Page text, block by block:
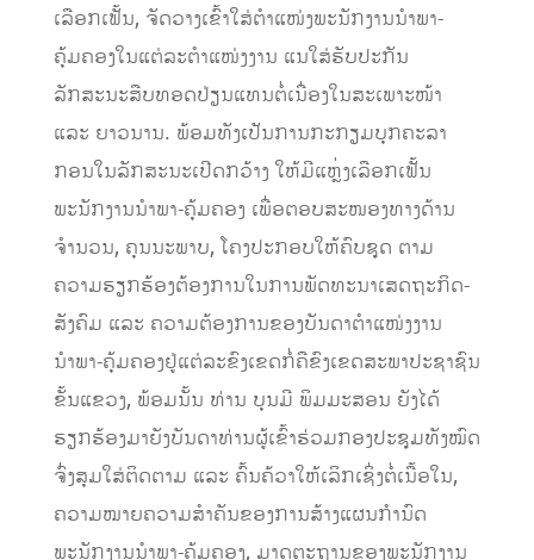
ເລືອກເຟັ້ນ, ຈັດວາງເຂົ້າໃສ່ຕຳແໜ່ງພະນັກງານນຳພາ-
ຄຸ້ມຄອງໃນແຕ່ລະຕຳແໜ່ງງານ ແນໃສ່ຮັບປະກັນ
ລັກສະນະສືບທອດປ່ຽນແທນຕໍ່ເນື່ອງໃນສະເພາະໜ້າ
ແລະ ຍາວນານ. ພ້ອມທັງເປັນການກະກຽມບຸກຄະລາ
ກອນໃນລັກສະນະເປີດກວ້າງ ໃຫ້ມີແຫຼ່ງເລືອກເຟັ້ນ
ພະນັກງານນຳພາ-ຄຸ້ມຄອງ ເພື່ອຕອບສະໜອງທາງດ້ານ
ຈຳນວນ, ຄຸນນະພາບ, ໂຄງປະກອບໃຫ້ຄົບຊຸດ ຕາມ​
ຄວາມ​ຮຽກຮ້ອງ​ຕ້ອງການ​​ໃນ​ການ​ພັດທະນາ​ເສດຖະກິດ-
ສັງຄົມ ​ແລະ ຄວາມ​ຕ້ອງການ​ຂອງ​ບັນດາ​ຕຳ​ແໜ່​ງງານ​
ນຳພາ-ຄຸ້ມ​ຄອງ​ຢູ່ແຕ່ລະຂົງເຂດກໍ່ຄືຂົງເຂດສະພາປະຊາຊົນ
ຂັ້ນແຂວງ, ພ້ອມນັ້ນ ທ່ານ ບຸນມີ ພິມມະສອນ ຍັງໄດ້
ຮຽກຮ້ອງ​ມາ​ຍັງ​ບັນດາ​ທ່ານຜູ້ເຂົ້າຮ່ວມກອງປະຊຸມທັງໝົດ
ຈົ່ງສຸມໃສ່ຕິດຕາມ ແລະ ຄົ້ນຄ້ວາໃຫ້ເລິກເຊິ່ງຕໍ່ເນື້ອໃນ,
ຄວາມໝາຍຄວາມສໍາຄັນຂອງການສ້າງແຜນກຳນົດ
ພະນັກງານນຳພາ-ຄຸ້ມຄອງ, ມາດຕະຖານຂອງພະນັກງານ